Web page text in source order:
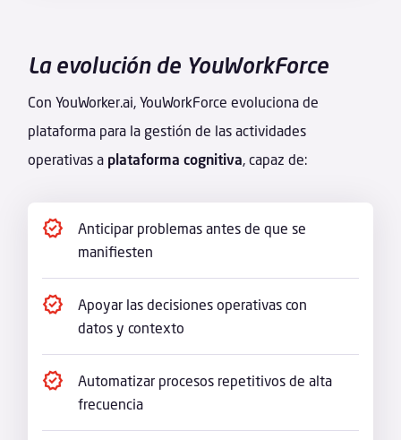
La evolución de YouWorkForce
Con YouWorker.ai, YouWorkForce evoluciona de
plataforma para la gestión de las actividades
operativas a plataforma cognitiva, capaz de:
Anticipar problemas antes de que se
manifiesten
Apoyar las decisiones operativas con
datos y contexto
Automatizar procesos repetitivos de alta
frecuencia